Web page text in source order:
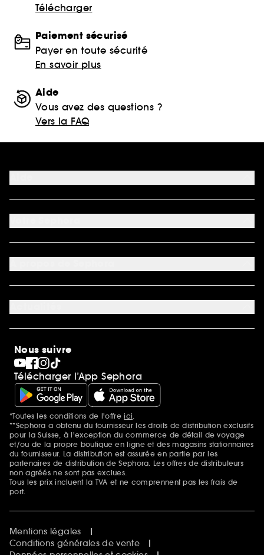
Télécharger
Paiement sécurisé
Payer en toute sécurité
En savoir plus
Aide
Vous avez des questions ?
Vers la FAQ
FAQ
Nous contacter
Mon compte
Préférence cookies
Découvrir Sephora
Carrière
SEPHORA Prize
Clean at Sephora
Pride
Nous suivre
Télécharger l’App Sephora
Mentions additionnelles
*Toutes les conditions de l'offreici
**Sephora a obtenu du fournisseur les droits de distribution exclusifs
pour la Suisse, à l'exception du commerce de détail de voyage
et/ou de la propre boutique en ligne et des magasins stationnaires
du fournisseur. La distribution est assurée en partie par les
partenaires de distribution de Sephora. Les offres de distributeurs
non agréés ne sont pas exclues.
Tous les prix incluent la TVA et ne comprennent pas les frais de
port.
Mentions légales
Conditions générales de vente